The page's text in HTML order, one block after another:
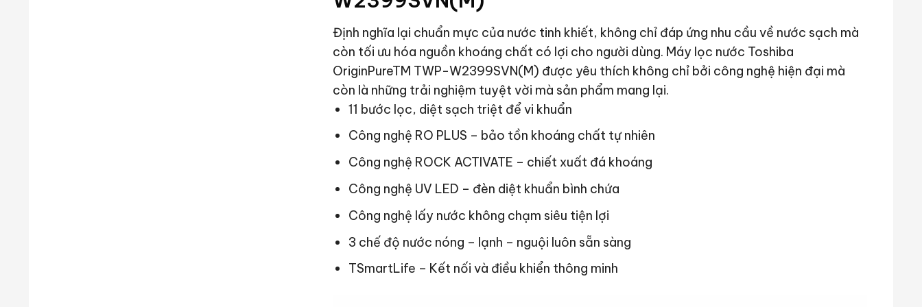
Định nghĩa lại chuẩn mực của nước tinh khiết, không chỉ đáp ứng nhu cầu về nước sạch mà
còn tối ưu hóa nguồn khoáng chất có lợi cho người dùng. Máy lọc nước Toshiba
OriginPureTM TWP-W2399SVN(M) được yêu thích không chỉ bởi công nghệ hiện đại mà
còn là những trải nghiệm tuyệt vời mà sản phẩm mang lại.
11 bước lọc, diệt sạch triệt để vi khuẩn
Công nghệ RO PLUS – bảo tồn khoáng chất tự nhiên
Công nghệ ROCK ACTIVATE – chiết xuất đá khoáng
Công nghệ UV LED – đèn diệt khuẩn bình chứa
Công nghệ lấy nước không chạm siêu tiện lợi
3 chế độ nước nóng – lạnh – nguội luôn sẵn sàng
TSmartLife – Kết nối và điều khiển thông minh